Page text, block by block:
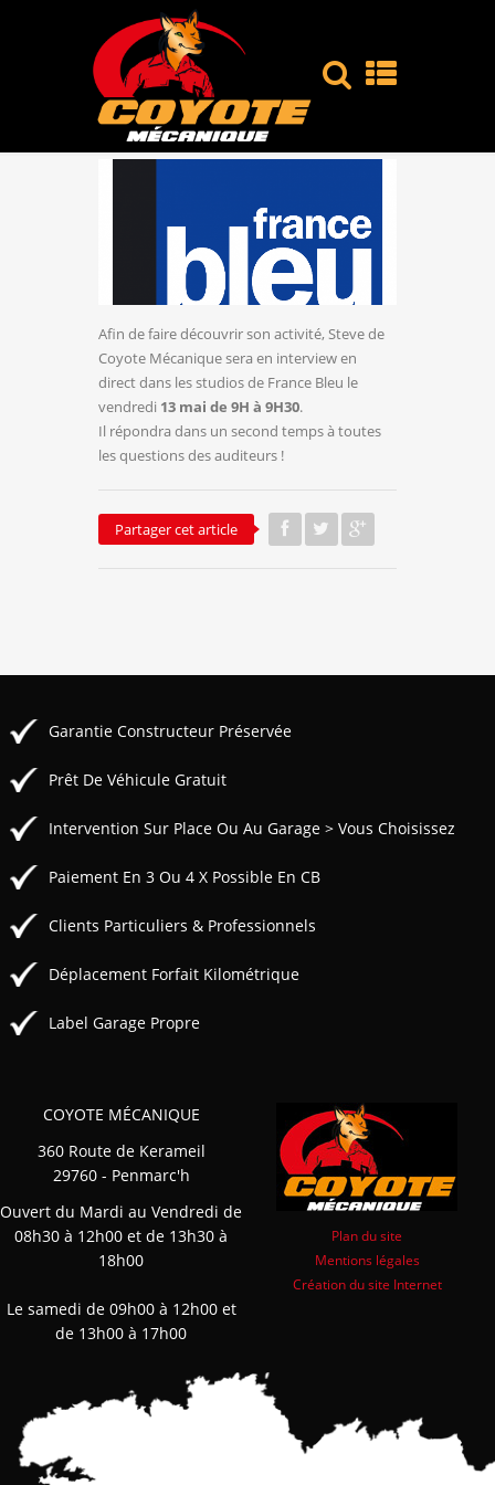
Afin de faire découvrir son activité, Steve de
Coyote Mécanique sera en interview en
direct dans les studios de France Bleu le
vendredi 13 mai de 9H à 9H30.
Il répondra dans un second temps à toutes
les questions des auditeurs !
Partager cet article
Garantie Constructeur Préservée
Prêt De Véhicule Gratuit
Intervention Sur Place Ou Au Garage > Vous Choisissez
Paiement En 3 Ou 4 X Possible En CB
Clients Particuliers & Professionnels
Déplacement Forfait Kilométrique
Label Garage Propre
COYOTE MÉCANIQUE
360 Route de Kerameil
29760 - Penmarc'h
Ouvert du Mardi au Vendredi de
08h30 à 12h00 et de 13h30 à
18h00
Le samedi de 09h00 à 12h00 et
de 13h00 à 17h00
Plan du site
Mentions légales
Création du site Internet